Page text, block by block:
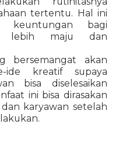
tertentu. Hal ini
keuntungan bagi
lebih maju dan
bersemangat akan
ide kreatif supaya
bisa diselesaikan
ini bisa dirasakan
karyawan setelah